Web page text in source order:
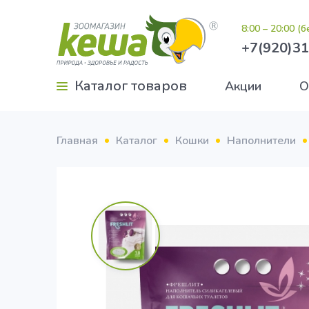
8:00 – 20:00
Каталог товаров Акции
Главная Каталог Кошки Наполнители